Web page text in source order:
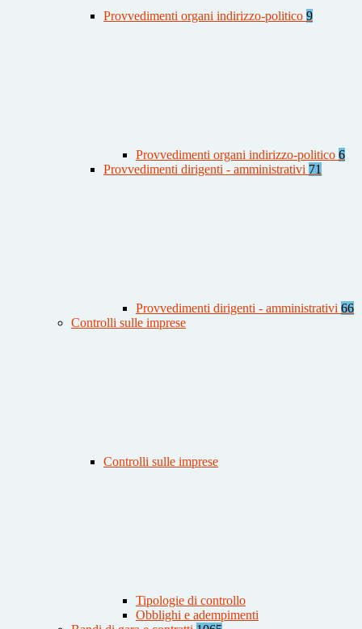
Provvedimenti organi indirizzo-politico 9
Provvedimenti organi indirizzo-politico 6
Provvedimenti dirigenti - amministrativi 71
Provvedimenti dirigenti - amministrativi 66
Controlli sulle imprese
Controlli sulle imprese
Tipologie di controllo
Obblighi e adempimenti